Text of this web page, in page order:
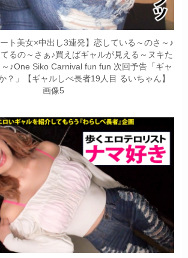
ート美女×中出し3連発】恋している～のさ～♪
るの～さぁ♪買えばギャルが見える～ヌキた
♪One Siko Carnival fun fun 次回予告「ギャ
？」【ギャルしべ長者19人目 るいちゃん】
画像5